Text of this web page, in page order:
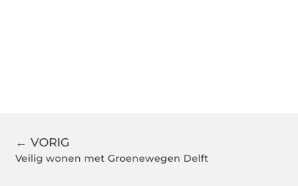
← VORIG
Veilig wonen met Groenewegen Delft